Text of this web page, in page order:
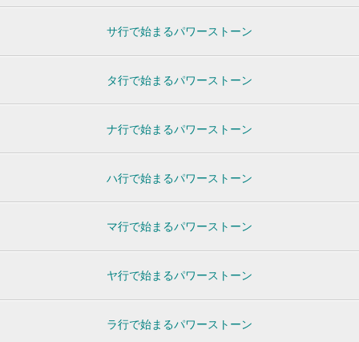
サ行で始まるパワーストーン
タ行で始まるパワーストーン
ナ行で始まるパワーストーン
ハ行で始まるパワーストーン
マ行で始まるパワーストーン
ヤ行で始まるパワーストーン
ラ行で始まるパワーストーン